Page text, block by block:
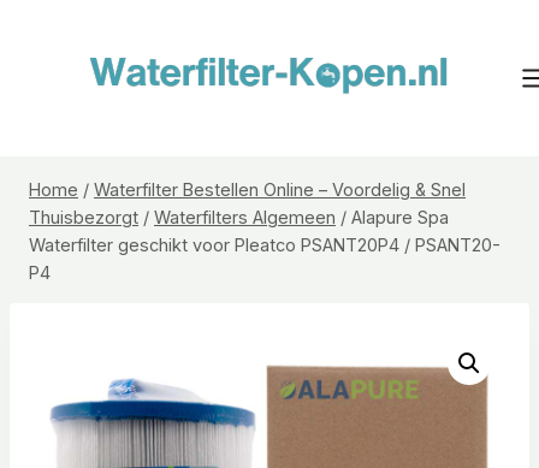
Home / Waterfilter Bestellen Online – Voordelig & Snel
Thuisbezorgt / Waterfilters Algemeen / Alapure Spa
Waterfilter geschikt voor Pleatco PSANT20P4 / PSANT20-
P4